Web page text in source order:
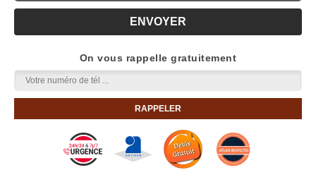
On vous rappelle gratuitement